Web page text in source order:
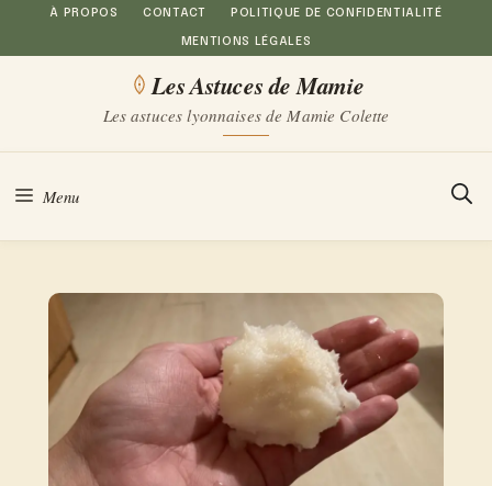
Aller
au
À PROPOS CONTACT POLITIQUE DE CONFIDENTIALITÉ
MENTIONS LÉGALES
Les Astuces de Mamie
Les astuces lyonnaises de Mamie Colette
Menu